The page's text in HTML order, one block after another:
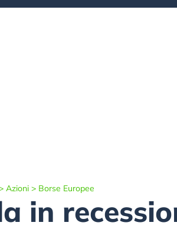
Azioni > Borse Europee
in